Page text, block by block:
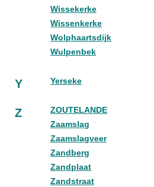
Wissekerke
Wissenkerke
Wolphaartsdijk
Wulpenbek
Y Yerseke
Z
ZOUTELANDE
Zaamslag
Zaamslagveer
Zandberg
Zandplaat
Zandstraat